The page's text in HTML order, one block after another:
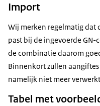
Import
Wij merken regelmatig dat
past bij de ingevoerde GN-
de combinatie daarom
Binnenkort zullen
namelijk niet meer
Tabel met